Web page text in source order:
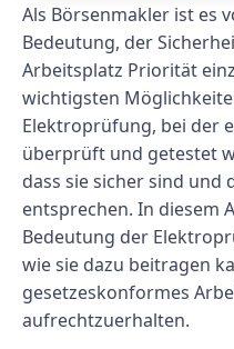
Als Börsenmakler ist es
Bedeutung, der
Arbeitsplatz Priorität
wichtigsten
Elektroprüfung, bei der
überprüft und getestet
dass sie sicher sind und
entsprechen. In diesem
Bedeutung der
wie sie dazu beitragen
gesetzeskonformes
aufrechtzuerhalten.